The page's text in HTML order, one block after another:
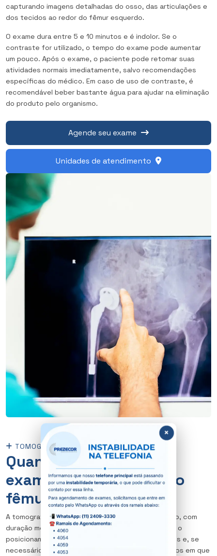
capturando imagens detalhadas do osso, das articulações e
dos tecidos ao redor do fêmur esquerdo.
O exame dura entre 5 e 10 minutos e é indolor. Se o
contraste for utilizado, o tempo do exame pode aumentar
um pouco. Após o exame, o paciente pode retomar suas
atividades normais imediatamente, salvo recomendações
específicas do médico. Em caso de uso de contraste, é
recomendável beber bastante água para ajudar na eliminação
do produto pelo organismo.
Agende seu exame
Unidades de atendimento
TOMOGRAFIA DO FÊMUR ESQUERDO
Quanto tempo dura o
exame de tomografia do
fêmur esquerdo?
A tomografia do fêmur esquerdo é um exame rápido, com
duração média de 5 a 10 minutos. Esse tempo inclui o
posicionamento do paciente, a captura das imagens e, se
necessário, a administração do contraste. Nos casos em que
×